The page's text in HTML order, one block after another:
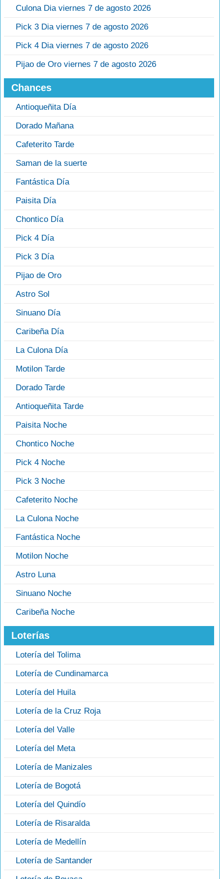
Culona Dia viernes 7 de agosto 2026
Pick 3 Dia viernes 7 de agosto 2026
Pick 4 Dia viernes 7 de agosto 2026
Pijao de Oro viernes 7 de agosto 2026
Chances
Antioqueñita Día
Dorado Mañana
Cafeterito Tarde
Saman de la suerte
Fantástica Día
Paisita Día
Chontico Día
Pick 4 Día
Pick 3 Día
Pijao de Oro
Astro Sol
Sinuano Día
Caribeña Día
La Culona Día
Motilon Tarde
Dorado Tarde
Antioqueñita Tarde
Paisita Noche
Chontico Noche
Pick 4 Noche
Pick 3 Noche
Cafeterito Noche
La Culona Noche
Fantástica Noche
Motilon Noche
Astro Luna
Sinuano Noche
Caribeña Noche
Loterías
Lotería del Tolima
Lotería de Cundinamarca
Lotería del Huila
Lotería de la Cruz Roja
Lotería del Valle
Lotería del Meta
Lotería de Manizales
Lotería de Bogotá
Lotería del Quindío
Lotería de Risaralda
Lotería de Medellín
Lotería de Santander